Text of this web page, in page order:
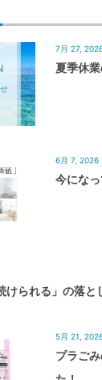
7月 27,
夏季休
6月 7, 2026
今にな
けられる」の落と
5月 21,
プラご